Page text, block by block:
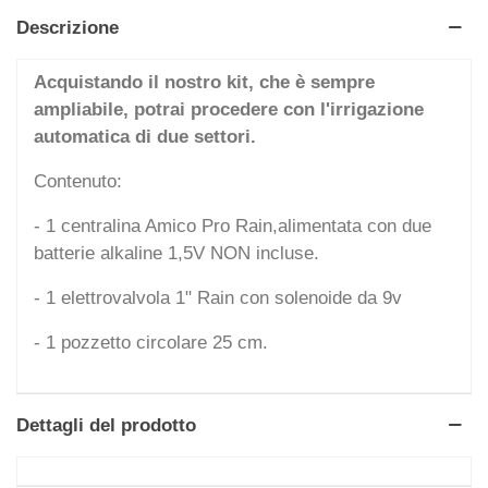
Descrizione
Acquistando il nostro kit, che è sempre
ampliabile, potrai procedere con l'irrigazione
automatica di due settori.
Contenuto:
- 1 centralina Amico Pro Rain,alimentata con due
batterie alkaline 1,5V NON incluse.
- 1 elettrovalvola 1" Rain con solenoide da 9v
- 1 pozzetto circolare 25 cm.
Dettagli del prodotto